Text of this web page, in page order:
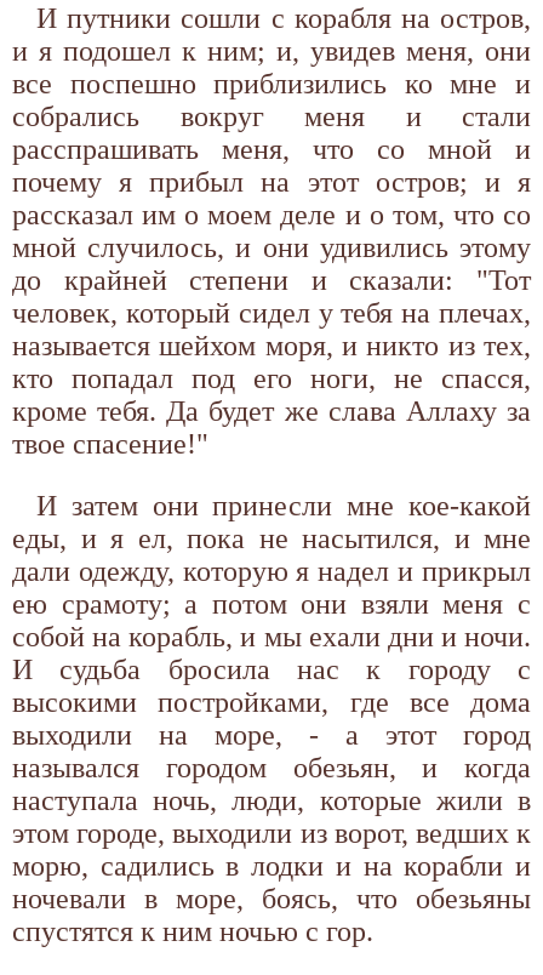
И путники сошли с корабля на остров,
и я подошел к ним; и, увидев меня, они
все поспешно приблизились ко мне и
собрались вокруг меня и стали
расспрашивать меня, что со мной и
почему я прибыл на этот остров; и я
рассказал им о моем деле и о том, что со
мной случилось, и они удивились этому
до крайней степени и сказали: "Тот
человек, который сидел у тебя на плечах,
называется шейхом моря, и никто из тех,
кто попадал под его ноги, не спасся,
кроме тебя. Да будет же слава Аллаху за
твое спасение!"
И затем они принесли мне кое-какой
еды, и я ел, пока не насытился, и мне
дали одежду, которую я надел и прикрыл
ею срамоту; а потом они взяли меня с
собой на корабль, и мы ехали дни и ночи.
И судьба бросила нас к городу с
высокими постройками, где все дома
выходили на море, - а этот город
назывался городом обезьян, и когда
наступала ночь, люди, которые жили в
этом городе, выходили из ворот, ведших к
морю, садились в лодки и на корабли и
ночевали в море, боясь, что обезьяны
спустятся к ним ночью с гор.